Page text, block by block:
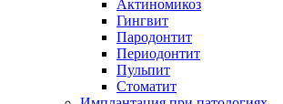
Актиномикоз
Гингвит
Пародонтит
Периодонтит
Пульпит
Стоматит